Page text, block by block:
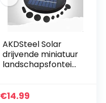
AKDSteel Solar
drijvende miniatuur
landschapsfontein
gebruikt voor
€14.99